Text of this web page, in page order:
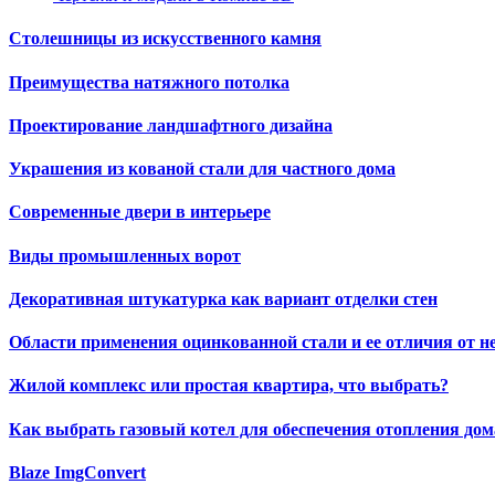
Столешницы из искусственного камня
Преимущества натяжного потолка
Проектирование ландшафтного дизайна
Украшения из кованой стали для частного дома
Современные двери в интерьере
Виды промышленных ворот
Декоративная штукатурка как вариант отделки стен
Области применения оцинкованной стали и ее отличия от
Жилой комплекс или простая квартира, что выбрать?
Как выбрать газовый котел для обеспечения отопления
Blaze ImgConvert